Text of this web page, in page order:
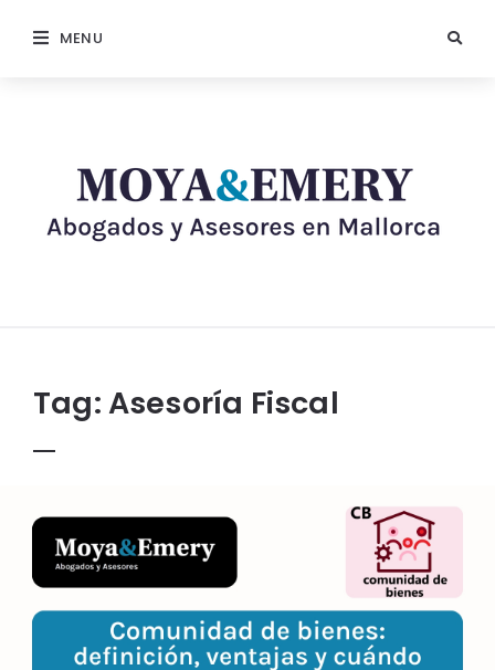
MENU
Tag:Asesoría Fiscal